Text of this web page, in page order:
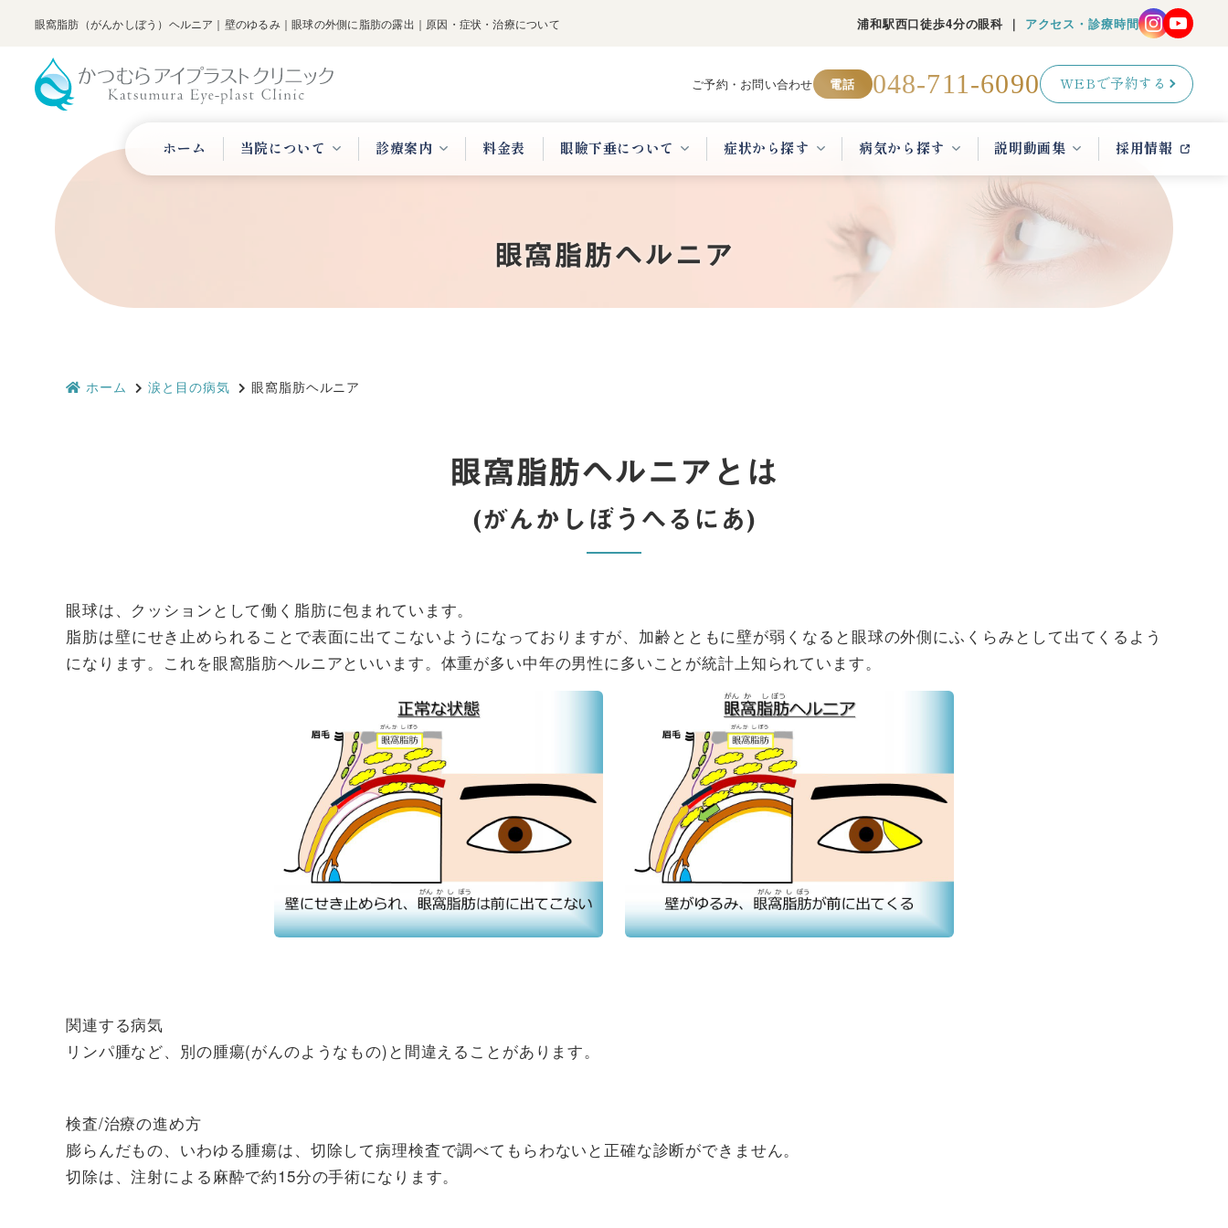
眼窩脂肪（がんかしぼう）ヘルニア｜壁のゆるみ｜眼球の外側に脂肪の露出｜原因・症状・治療について 浦和駅西口徒歩4分の眼科 ｜ アクセス・診療時間
ご予約・お問い合わせ 電話 048-711-6090 WEBで予約する
ホーム 当院について 診療案内 料金表 眼瞼下垂について 症状から探す 病気から探す 説明動画集 採用情報
眼窩脂肪ヘルニア
ホーム 涙と目の病気 眼窩脂肪ヘルニア
眼窩脂肪ヘルニアとは
(がんかしぼうへるにあ)
眼球は、クッションとして働く脂肪に包まれています。
脂肪は壁にせき止められることで表面に出てこないようになっておりますが、加齢とともに壁が弱くなると眼球の外側にふくらみとして出てくるよう
になります。これを眼窩脂肪ヘルニアといいます。体重が多い中年の男性に多いことが統計上知られています。
関連する病気
リンパ腫など、別の腫瘍(がんのようなもの)と間違えることがあります。
検査/治療の進め方
膨らんだもの、いわゆる腫瘍は、切除して病理検査で調べてもらわないと正確な診断ができません。
切除は、注射による麻酔で約15分の手術になります。